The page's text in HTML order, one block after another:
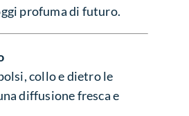
profuma di futuro.
collo e dietro le
diffusione fresca e